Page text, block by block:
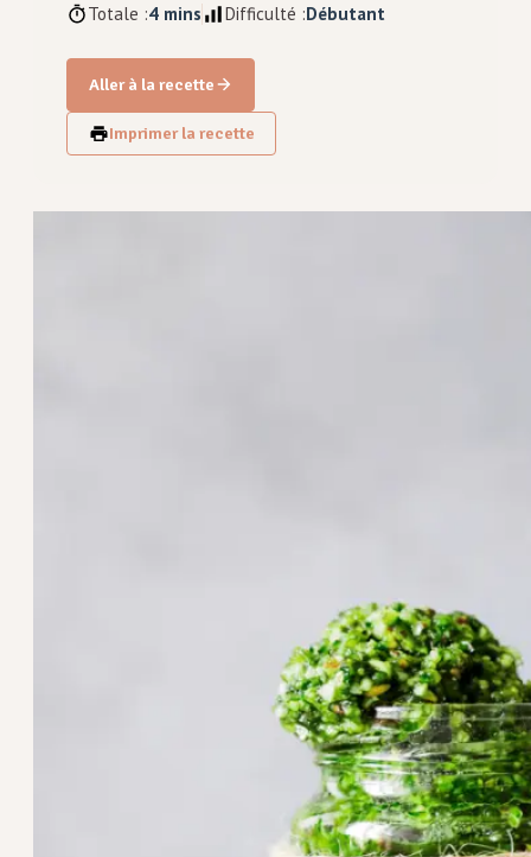
Totale :4 mins Difficulté :Débutant
Aller à la recette
Imprimer la recette